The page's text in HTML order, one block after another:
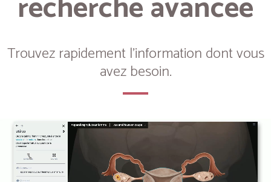
Trouvez rapidement l'information dont vous
avez besoin.